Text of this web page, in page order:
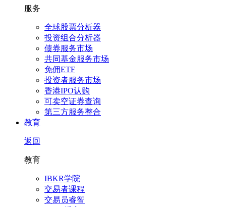
服务
全球股票分析器
投资组合分析器
债券服务市场
共同基金服务市场
免佣ETF
投资者服务市场
香港IPO认购
可卖空证券查询
第三方服务整合
教育
返回
教育
IBKR学院
交易者课程
交易员睿智